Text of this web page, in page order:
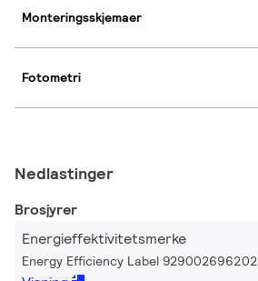
Monteringsskjemaer
Fotometri
Nedlastinger
Brosjyrer
Energieffektivitetsmerke
Energy Efficiency Label 929002696202